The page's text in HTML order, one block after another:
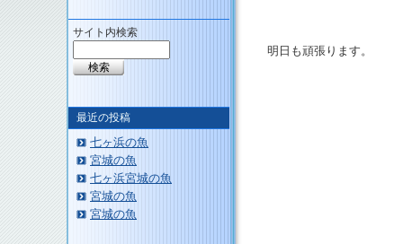
明日も頑張ります。
サイト内検索
最近の投稿
七ヶ浜の魚
宮城の魚
七ヶ浜宮城の魚
宮城の魚
宮城の魚